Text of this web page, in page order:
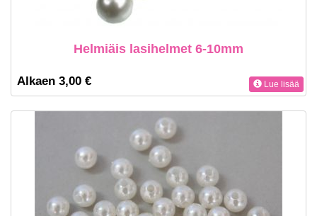
Helmiäis lasihelmet 6-10mm
Alkaen 3,00 € Lue lisää